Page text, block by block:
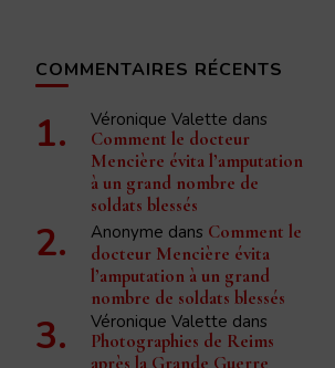
COMMENTAIRES RÉCENTS
Véronique Valette dans
Comment le docteur
Mencière évita l’amputation
à un grand nombre de
soldats blessés
Anonyme dans Comment le
docteur Mencière évita
l’amputation à un grand
nombre de soldats blessés
Véronique Valette dans
Photographies de Reims